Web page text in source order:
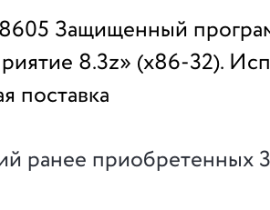
Защищенный
8.3z» (x86-32).
поставка
ранее приобретенных